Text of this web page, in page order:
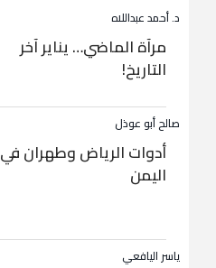
د. أحمد عبداللاه
مرآة الماضي… يناير آخر
التاريخ!
صالح أبو عوذل
أدوات الرياض وطهران في
اليمن
ياسر اليافعي